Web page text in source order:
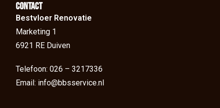
Contact
Bestvloer Renovatie
Marketing 1
6921 RE Duiven
Telefoon: 026 – 3217336
Email: info@bbsservice.nl